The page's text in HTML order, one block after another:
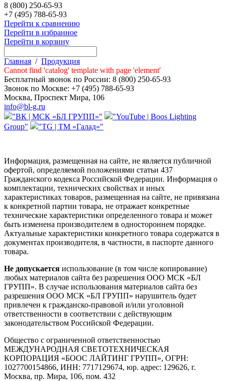
8 (800) 250-65-93
+7 (495) 788-65-93
Перейти к сравнению
Перейти в избранное
Перейти в корзину
Главная / Продукция
Cannot find 'catalog' template with page 'element'
Бесплатный звонок по России: 8 (800) 250-65-93
Звонок по Москве: +7 (495) 788-65-93
Москва, Проспект Мира, 106
info@bl-g.ru
"ВК | МСК «БЛ ГРУПП»"
"YouTube | Boos Lighting
Group"
"TG | ТМ «Галад»"
Информация, размещенная на сайте, не является публичной
офертой, определяемой положениями статьи 437
Гражданского кодекса Российской Федерации. Информация о
комплектации, технических свойствах и иных
характеристиках товаров, размещенная на сайте, не привязана
к конкретной партии товара, не отражает конкретные
технические характеристики определенного товара и может
быть изменена производителем в одностороннем порядке.
Актуальные характеристики конкретного товара содержатся в
документах производителя, в частности, в паспорте данного
товара.
Не допускается использование (в том числе копирование)
любых материалов сайта без разрешения ООО МСК «БЛ
ГРУПП». В случае использования материалов сайта без
разрешения ООО МСК «БЛ ГРУПП» нарушитель будет
привлечен к гражданско-правовой и/или уголовной
ответственности в соответствии с действующим
законодательством Российской Федерации.
Общество с ограниченной ответственностью
МЕЖДУНАРОДНАЯ СВЕТОТЕХНИЧЕСКАЯ
КОРПОРАЦИЯ «БООС ЛАЙТИНГ ГРУПП», ОГРН:
1027700154866, ИНН: 7717129674, юр. адрес: 129626, г.
Москва, пр. Мира, 106, пом. 432